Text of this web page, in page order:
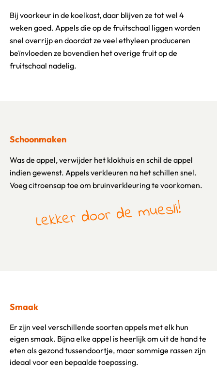
Bij voorkeur in de koelkast, daar blijven ze tot wel 4
weken goed. Appels die op de fruitschaal liggen worden
snel overrijp en doordat ze veel ethyleen produceren
beïnvloeden ze bovendien het overige fruit op de
fruitschaal nadelig.
Schoonmaken
Was de appel, verwijder het klokhuis en schil de appel
indien gewenst. Appels verkleuren na het schillen snel.
Voeg citroensap toe om bruinverkleuring te voorkomen.
Lekker door de muesli!
Smaak
Er zijn veel verschillende soorten appels met elk hun
eigen smaak. Bijna elke appel is heerlijk om uit de hand te
eten als gezond tussendoortje, maar sommige rassen zijn
ideaal voor een bepaalde toepassing.